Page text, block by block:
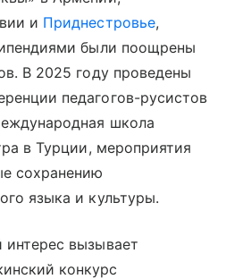
и Приднестровье,
были поощрены
В 2025 году проведены
педагогов-русистов
школа
в Турции, мероприятия
сохранению
языка и культуры.
вызывает
конкурс